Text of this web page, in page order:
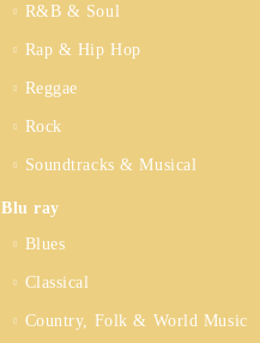
R&B & Soul
Rap & Hip Hop
Reggae
Rock
Soundtracks & Musical
Blu ray
Blues
Classical
Country, Folk & World Music